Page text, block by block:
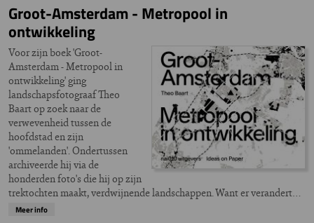
Groot-Amsterdam - Metropool in
ontwikkeling
Voor zijn boek 'Groot-
Amsterdam - Metropool in
ontwikkeling' ging
landschapsfotograaf Theo
Baart op zoek naar de
verwevenheid tussen de
hoofdstad en zijn
'ommelanden'. Ondertussen
archiveerde hij via de
honderden foto's die hij op zijn
trektochten maakt, verdwijnende landschappen. Want er verandert…
Meer info